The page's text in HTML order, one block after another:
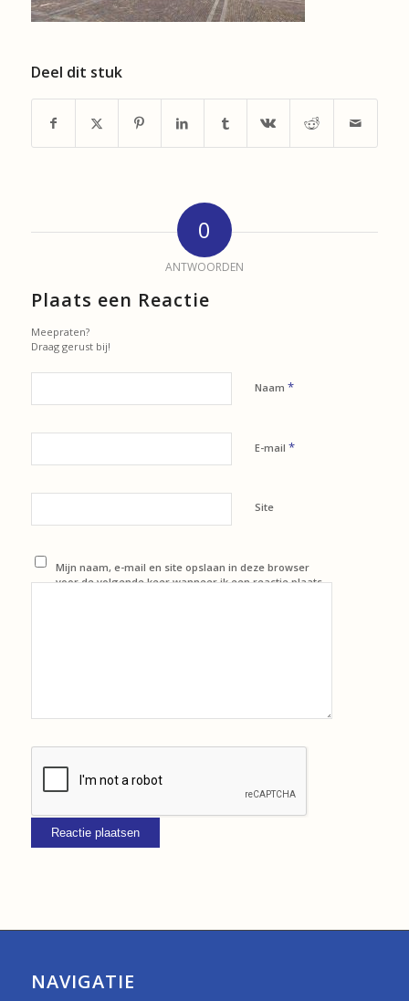
Deel dit stuk
0
ANTWOORDEN
Plaats een Reactie
Meepraten?
Draag gerust bij!
Naam *
E-mail *
Site
Mijn naam, e-mail en site opslaan in deze browser
voor de volgende keer wanneer ik een reactie plaats.
NAVIGATIE